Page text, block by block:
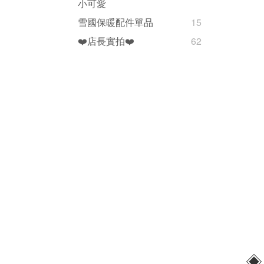
小可愛
雪國保暖配件單品
15
❤️店長實拍❤️
62